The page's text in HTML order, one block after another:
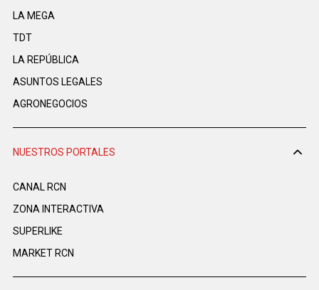
LA MEGA
TDT
LA REPÚBLICA
ASUNTOS LEGALES
AGRONEGOCIOS
NUESTROS PORTALES
CANAL RCN
ZONA INTERACTIVA
SUPERLIKE
MARKET RCN